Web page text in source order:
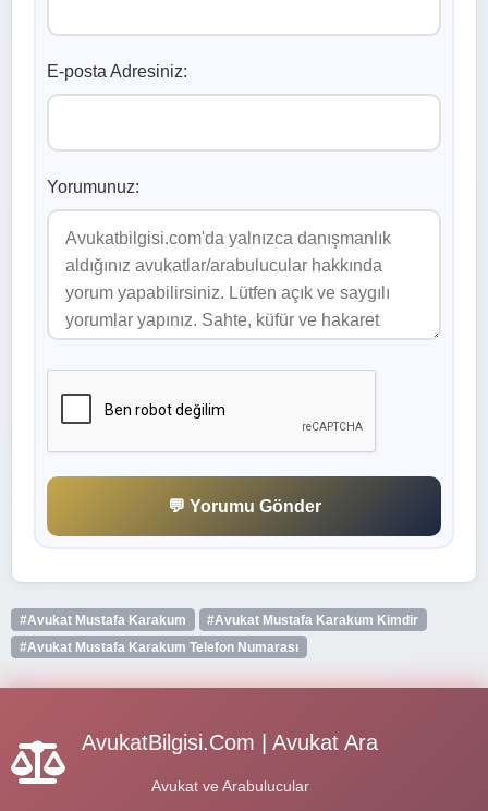
E-posta Adresiniz:
Yorumunuz:
💬 Yorumu Gönder
#Avukat Mustafa Karakum
#Avukat Mustafa Karakum Kimdir
#Avukat Mustafa Karakum Telefon Numarası
AvukatBilgisi.Com | Avukat Ara
Avukat ve Arabulucular